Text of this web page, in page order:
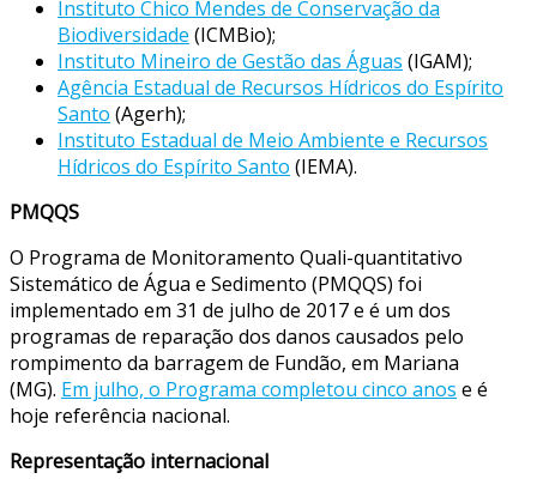
Instituto Chico Mendes de Conservação da
Biodiversidade (ICMBio);
Instituto Mineiro de Gestão das Águas (IGAM);
Agência Estadual de Recursos Hídricos do Espírito
Santo (Agerh);
Instituto Estadual de Meio Ambiente e Recursos
Hídricos do Espírito Santo (IEMA).
PMQQS
O Programa de Monitoramento Quali-quantitativo
Sistemático de Água e Sedimento (PMQQS) foi
implementado em 31 de julho de 2017 e é um dos
programas de reparação dos danos causados pelo
rompimento da barragem de Fundão, em Mariana
(MG). Em julho, o Programa completou cinco anos e é
hoje referência nacional.
Representação internacional